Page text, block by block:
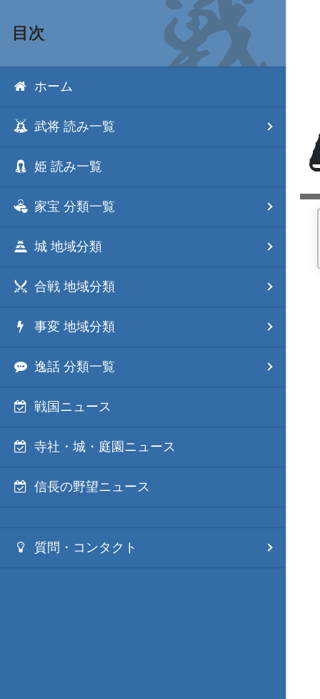
目次
ホーム
武将 読み一覧
姫 読み一覧
家宝 分類一覧
城 地域分類
合戦 地域分類
事変 地域分類
逸話 分類一覧
戦国ニュース
寺社・城・庭園ニュース
信長の野望ニュース
質問・コンタクト